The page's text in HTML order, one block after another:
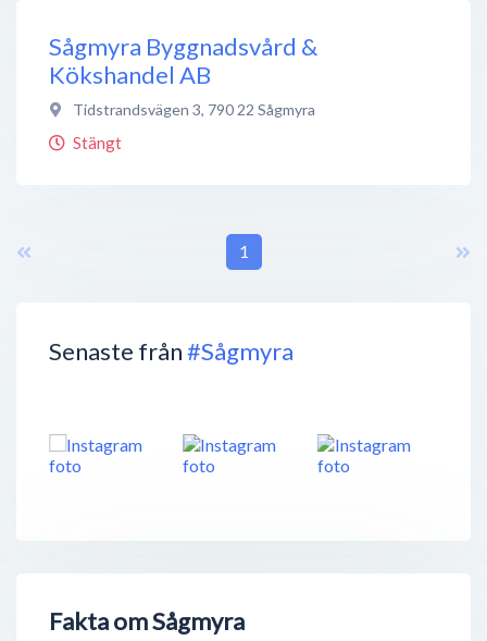
Senaste från#Sågmyra
Fakta om Sågmyra
Sågmyra Byggnadsvård &
Kökshandel AB
Tidstrandsvägen 3, 790 22 Sågmyra
Stängt
1